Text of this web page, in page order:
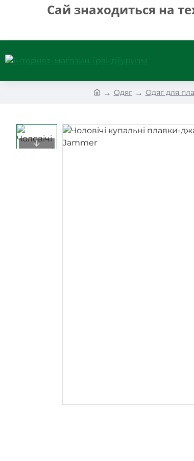
Сай знаходиться на
h
e
Одяг Одяг для